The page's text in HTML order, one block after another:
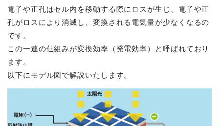
電子や正孔はセル内を移動する際にロスが生じ、電子や正
孔がロスにより消滅し、変換される電気量が少なくなるの
です。
この一連の仕組みが変換効率（発電効率）と呼ばれており
ます。
以下にモデル図で解説いたします。